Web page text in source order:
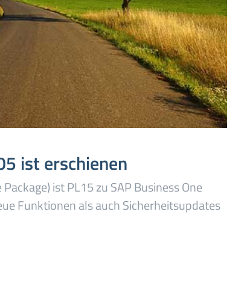
ist erschienen
ist PL15 zu SAP Business One
Funktionen als auch Sicherheitsupdates